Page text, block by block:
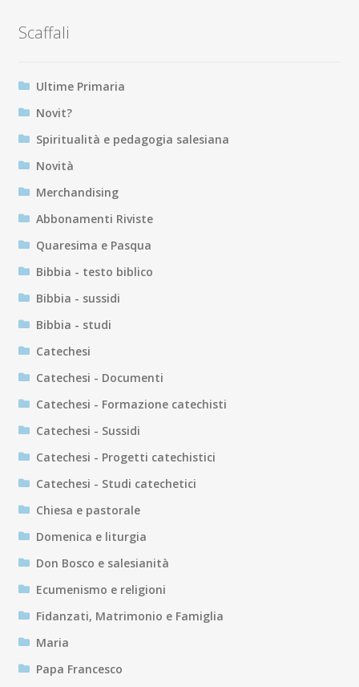
Scaffali
Ultime Primaria
Novit?
Spiritualità e pedagogia salesiana
Novità
Merchandising
Abbonamenti Riviste
Quaresima e Pasqua
Bibbia - testo biblico
Bibbia - sussidi
Bibbia - studi
Catechesi
Catechesi - Documenti
Catechesi - Formazione catechisti
Catechesi - Sussidi
Catechesi - Progetti catechistici
Catechesi - Studi catechetici
Chiesa e pastorale
Domenica e liturgia
Don Bosco e salesianità
Ecumenismo e religioni
Fidanzati, Matrimonio e Famiglia
Maria
Papa Francesco